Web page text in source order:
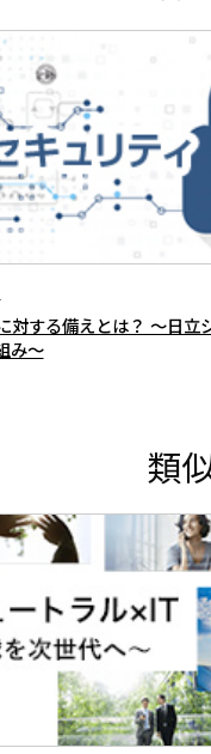
対する備えとは？ ～日立
み～
類